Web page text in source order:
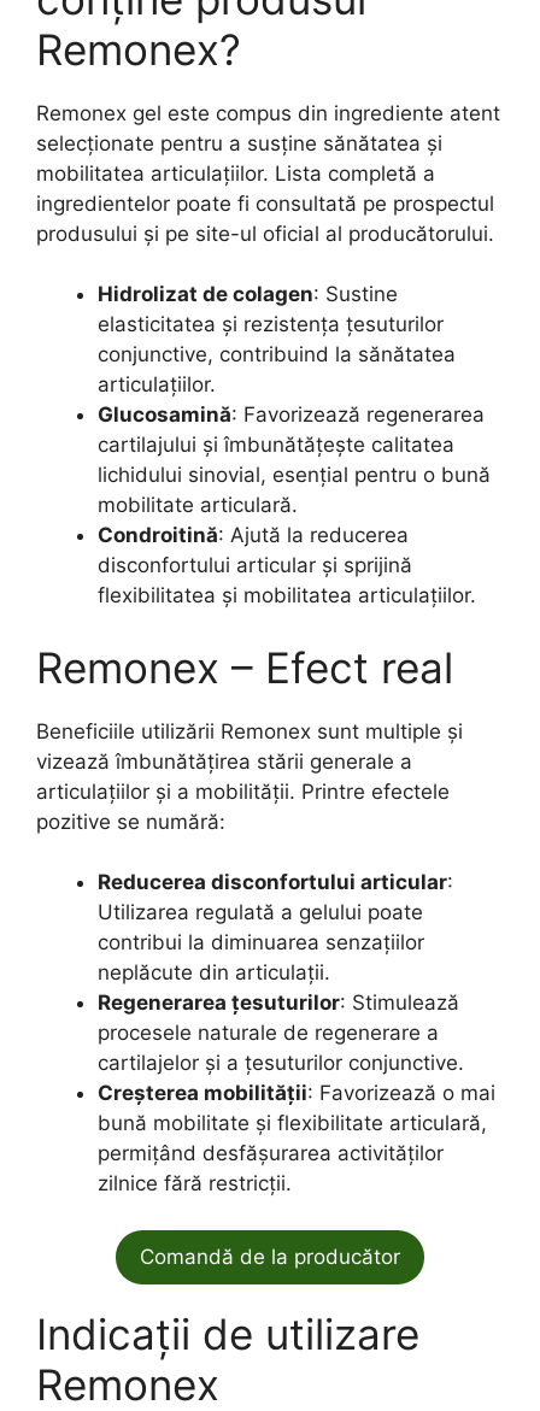
Remonex?
Remonex gel este compus din ingrediente atent
selecționate pentru a susține sănătatea și
mobilitatea articulațiilor. Lista completă a
ingredientelor poate fi consultată pe prospectul
produsului și pe site-ul oficial al producătorului.
Hidrolizat de colagen: Sustine
elasticitatea și rezistența țesuturilor
conjunctive, contribuind la sănătatea
articulațiilor.
Glucosamină: Favorizează regenerarea
cartilajului și îmbunătățește calitatea
lichidului sinovial, esențial pentru o bună
mobilitate articulară.
Condroitină: Ajută la reducerea
disconfortului articular și sprijină
flexibilitatea și mobilitatea articulațiilor.
Remonex – Efect real
Beneficiile utilizării Remonex sunt multiple și
vizează îmbunătățirea stării generale a
articulațiilor și a mobilității. Printre efectele
pozitive se numără:
Reducerea disconfortului articular:
Utilizarea regulată a gelului poate
contribui la diminuarea senzațiilor
neplăcute din articulații.
Regenerarea țesuturilor: Stimulează
procesele naturale de regenerare a
cartilajelor și a țesuturilor conjunctive.
Creșterea mobilității: Favorizează o mai
bună mobilitate și flexibilitate articulară,
permițând desfășurarea activităților
zilnice fără restricții.
Comandă de la producător
Indicații de utilizare
Remonex